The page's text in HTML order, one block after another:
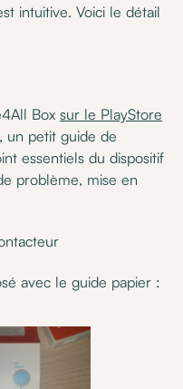
intuitive. Voici le détail
Boxsur le PlayStore
un petit guide de
essentiels du dispositif
problème, mise en
avec le guide papier :